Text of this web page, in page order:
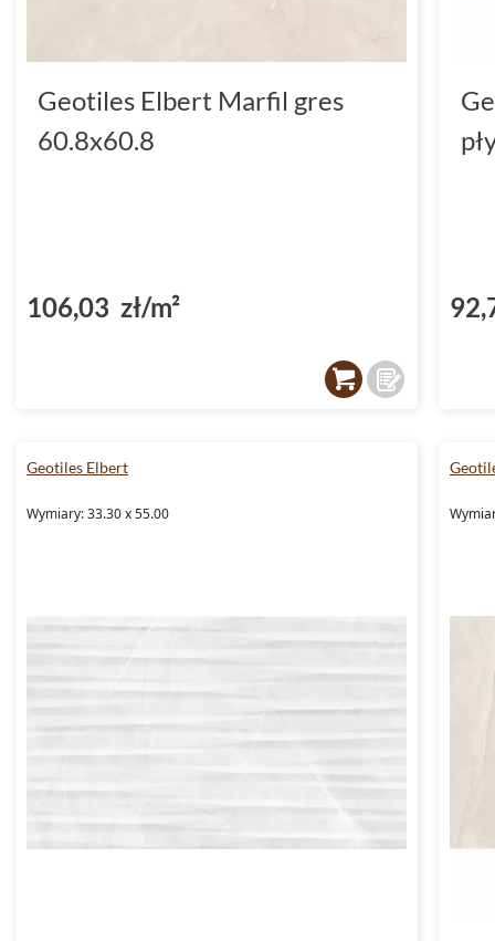
Geotiles Elbert Marfil gres
60.8x60.8
106,03 zł/m²
Geotiles Elbert
Wymiary: 33.30 x 55.00